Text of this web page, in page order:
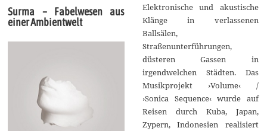
Surma – Fabelwesen aus
einer Ambientwelt
Elektronische und akustische
Klänge in verlassenen
Ballsälen,
Straßenunterführungen,
düsteren Gassen in
irgendwelchen Städten. Das
Musikprojekt ›Volume‹ /
›Sonica Sequence‹ wurde auf
Reisen durch Kuba, Japan,
Zypern, Indonesien realisiert